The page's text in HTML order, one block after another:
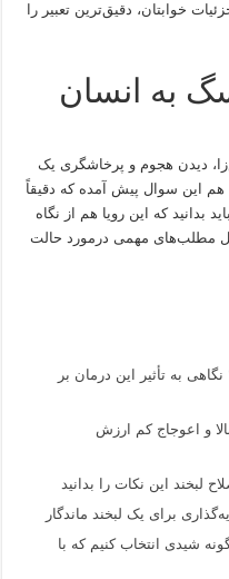
خوابتان، دقیق‌ترین تعبیر را
به انسان
دیدن هجوم و پرخاشگری یک
هم این سوال پیش آمده که دقیقاً
که این رویا هم از نگاه
مطلب‌های مهمی درمورد حالت
به تأثیر این درمان بر
و اعوجاج کم ارزش
لبخند این نکات را بدانید
برای یک لبخند ماندگار
شیدی انتخاب کنیم که با